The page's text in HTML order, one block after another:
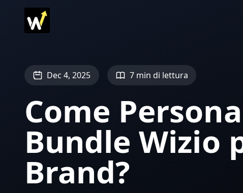
Dec 4, 2025 7 min di lettura
Come
Bundle Wizio
Brand?